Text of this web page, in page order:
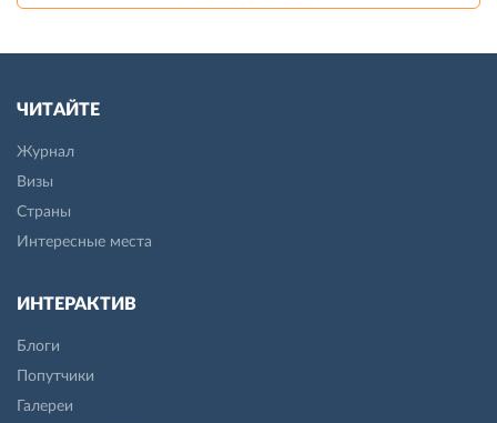
ЧИТАЙТЕ
Журнал
Визы
Страны
Интересные места
ИНТЕРАКТИВ
Блоги
Попутчики
Галереи